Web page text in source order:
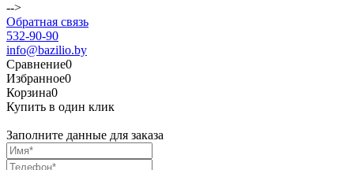
-->
Обратная связь
532-90-90
info@bazilio.by
Сравнение0
Избранное0
Корзина0
Купить в один клик
Заполните данные для заказа